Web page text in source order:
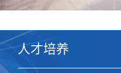
人才培养